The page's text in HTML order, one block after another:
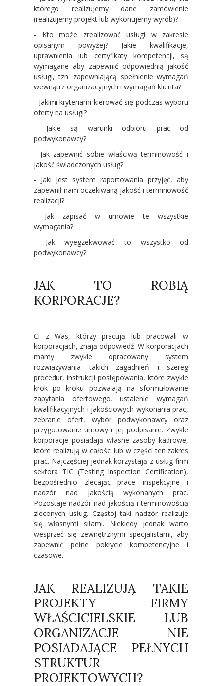
którego realizujemy dane zamówienie
(realizujemy projekt lub wykonujemy wyrób)?
- Kto może zrealizować usługi w zakresie
opisanym powyżej? Jakie kwalifikacje,
uprawnienia lub certyfikaty kompetencji, są
wymagane aby zapewnić odpowiednią jakość
usługi, tzn. zapewniającą spełnienie wymagań
wewnątrz organizacyjnych i wymagań klienta?
- Jakimi kryteriami kierować się podczas wyboru
oferty na usługi?
- Jakie są warunki odbioru prac od
podwykonawcy?
- Jak zapewnić sobie właściwą terminowość i
jakość świadczonych usług?
- Jaki jest system raportowania przyjęć, aby
zapewnił nam oczekiwaną jakość i terminowość
realizacji?
- Jak zapisać w umowie te wszystkie
wymagania?
- Jak wyegzekwować to wszystko od
podwykonawcy?
JAK TO ROBIĄ
KORPORACJE?
Ci z Was, którzy pracują lub pracowali w
korporacjach, znają odpowiedź. W korporacjach
mamy zwykle opracowany system
rozwiazywania takich zagadnień i szereg
procedur, instrukcji postępowania, które zwykle
krok po kroku pozwalają na sformułowanie
zapytania ofertowego, ustalenie wymagań
kwalifikacyjnych i jakościowych wykonania prac,
zebranie ofert, wybór podwykonawcy oraz
przygotowanie umowy i jej podpisanie. Zwykle
korporacje posiadają własne zasoby kadrowe,
które realizują w całości lub w części ten zakres
prac. Najczęściej jednak korzystają z usług firm
sektora TIC (Testing Inspection Certification),
bezpośrednio zlecając prace inspekcyjne i
nadzór nad jakością wykonanych prac.
Pozostaje nadzór nad jakością i terminowością
zleconych usług. Częstoj taki nadzór realizuje
się własnymi siłami. Niekiedy jednak warto
wesprzeć się zewnętrznymi specjalistami, aby
zapewnić pełne pokrycie kompetencyjne i
czasowe.
JAK REALIZUJĄ TAKIE
PROJEKTY FIRMY
WŁAŚCICIELSKIE LUB
ORGANIZACJE NIE
POSIADAJĄCE PEŁNYCH
STRUKTUR
PROJEKTOWYCH?